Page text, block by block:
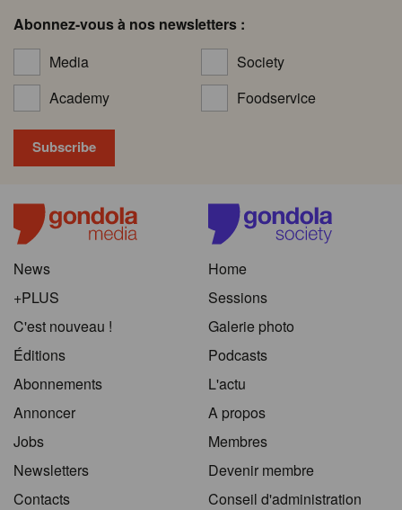
Abonnez-vous à nos newsletters :
Media
Society
Academy
Foodservice
News
+PLUS
C'est nouveau !
Éditions
Abonnements
Annoncer
Jobs
Newsletters
Contacts
Home
Sessions
Galerie photo
Podcasts
L'actu
A propos
Membres
Devenir membre
Conseil d'administration